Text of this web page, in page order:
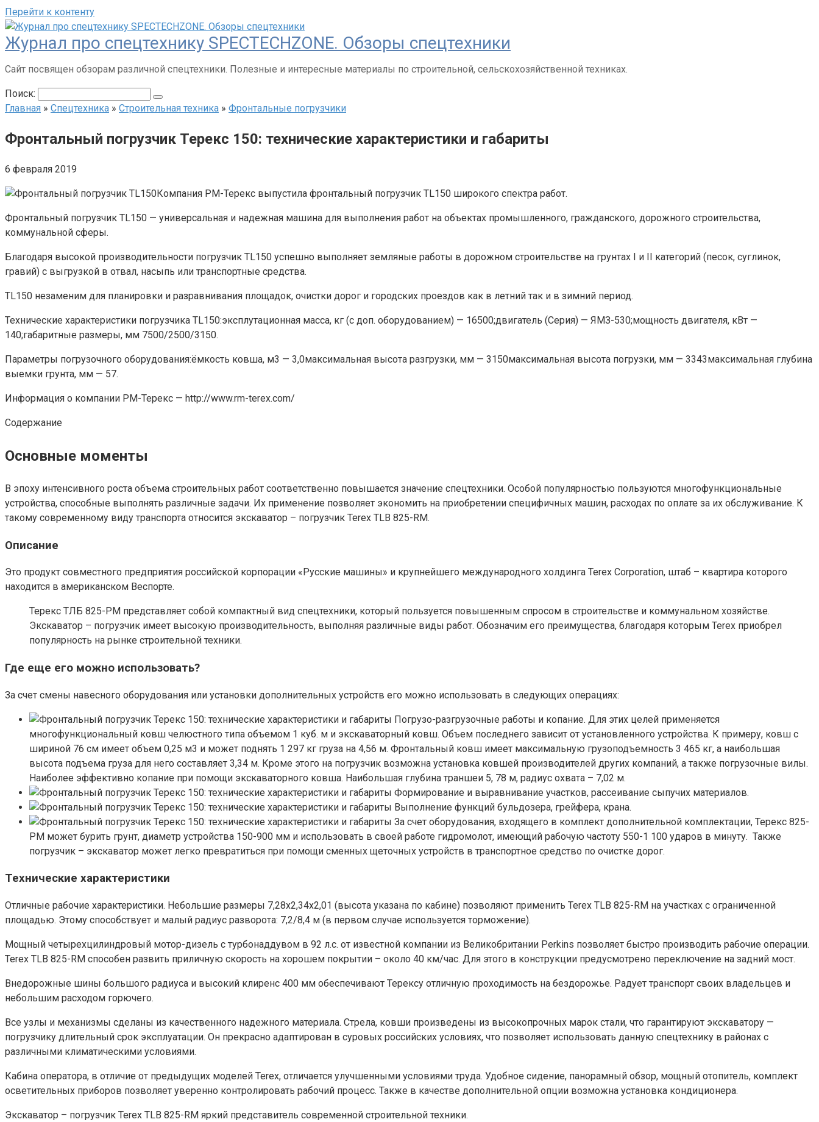
Перейти к контенту
Журнал про спецтехнику SPECTECHZONE. Обзоры спецтехники
Сайт посвящен обзорам различной спецтехники. Полезные и интересные материалы по строительной, сельскохозяйственной техниках.
Поиск:
Главная » Спецтехника » Строительная техника » Фронтальные погрузчики
Фронтальный погрузчик Терекс 150: технические характеристики и габариты
6 февраля 2019
Компания РМ-Терекс выпустила фронтальный погрузчик TL150 широкого спектра работ.
Фронтальный погрузчик TL150 — универсальная и надежная машина для выполнения работ на объектах промышленного, гражданского, дорожного строительства,
коммунальной сферы.
Благодаря высокой производительности погрузчик TL150 успешно выполняет земляные работы в дорожном строительстве на грунтах I и II категорий (песок, суглинок,
гравий) с выгрузкой в отвал, насыпь или транспортные средства.
TL150 незаменим для планировки и разравнивания площадок, очистки дорог и городских проездов как в летний так и в зимний период.
Технические характеристики погрузчика TL150:эксплутационная масса, кг (с доп. оборудованием) — 16500;двигатель (Серия) — ЯМЗ-530;мощность двигателя, кВт —
140;габаритные размеры, мм 7500/2500/3150.
Параметры погрузочного оборудования:ёмкость ковша, м3 — 3,0максимальная высота разгрузки, мм — 3150максимальная высота погрузки, мм — 3343максимальная глубина
выемки грунта, мм — 57.
Информация о компании РМ-Терекс — http://www.rm-terex.com/
Содержание
Основные моменты
В эпоху интенсивного роста объема строительных работ соответственно повышается значение спецтехники. Особой популярностью пользуются многофункциональные
устройства, способные выполнять различные задачи. Их применение позволяет экономить на приобретении специфичных машин, расходах по оплате за их обслуживание. К
такому современному виду транспорта относится экскаватор – погрузчик Terex TLB 825-RM.
Описание
Это продукт совместного предприятия российской корпорации «Русские машины» и крупнейшего международного холдинга Terex Corporation, штаб – квартира которого
находится в американском Веспорте.
Терекс ТЛБ 825-РМ представляет собой компактный вид спецтехники, который пользуется повышенным спросом в строительстве и коммунальном хозяйстве.
Экскаватор – погрузчик имеет высокую производительность, выполняя различные виды работ. Обозначим его преимущества, благодаря которым Terex приобрел
популярность на рынке строительной техники.
Где еще его можно использовать?
За счет смены навесного оборудования или установки дополнительных устройств его можно использовать в следующих операциях:
Погрузо-разгрузочные работы и копание. Для этих целей применяется
многофункциональный ковш челюстного типа объемом 1 куб. м и экскаваторный ковш. Объем последнего зависит от установленного устройства. К примеру, ковш с
шириной 76 см имеет объем 0,25 м3 и может поднять 1 297 кг груза на 4,56 м. Фронтальный ковш имеет максимальную грузоподъемность 3 465 кг, а наибольшая
высота подъема груза для него составляет 3,34 м. Кроме этого на погрузчик возможна установка ковшей производителей других компаний, а также погрузочные вилы.
Наиболее эффективно копание при помощи экскаваторного ковша. Наибольшая глубина траншеи 5, 78 м, радиус охвата – 7,02 м.
Формирование и выравнивание участков, рассеивание сыпучих материалов.
Выполнение функций бульдозера, грейфера, крана.
За счет оборудования, входящего в комплект дополнительной комплектации, Терекс 825-
РМ может бурить грунт, диаметр устройства 150-900 мм и использовать в своей работе гидромолот, имеющий рабочую частоту 550-1 100 ударов в минуту. Также
погрузчик – экскаватор может легко превратиться при помощи сменных щеточных устройств в транспортное средство по очистке дорог.
Технические характеристики
Отличные рабочие характеристики. Небольшие размеры 7,28х2,34х2,01 (высота указана по кабине) позволяют применить Terex TLB 825-RM на участках с ограниченной
площадью. Этому способствует и малый радиус разворота: 7,2/8,4 м (в первом случае используется торможение).
Мощный четырехцилиндровый мотор-дизель с турбонаддувом в 92 л.с. от известной компании из Великобритании Perkins позволяет быстро производить рабочие операции.
Terex TLB 825-RM способен развить приличную скорость на хорошем покрытии – около 40 км/час. Для этого в конструкции предусмотрено переключение на задний мост.
Внедорожные шины большого радиуса и высокий клиренс 400 мм обеспечивают Терексу отличную проходимость на бездорожье. Радует транспорт своих владельцев и
небольшим расходом горючего.
Все узлы и механизмы сделаны из качественного надежного материала. Стрела, ковши произведены из высокопрочных марок стали, что гарантируют экскаватору —
погрузчику длительный срок эксплуатации. Он прекрасно адаптирован в суровых российских условиях, что позволяет использовать данную спецтехнику в районах с
различными климатическими условиями.
Кабина оператора, в отличие от предыдущих моделей Terex, отличается улучшенными условиями труда. Удобное сидение, панорамный обзор, мощный отопитель, комплект
осветительных приборов позволяет уверенно контролировать рабочий процесс. Также в качестве дополнительной опции возможна установка кондиционера.
Экскаватор – погрузчик Terex TLB 825-RM яркий представитель современной строительной техники.